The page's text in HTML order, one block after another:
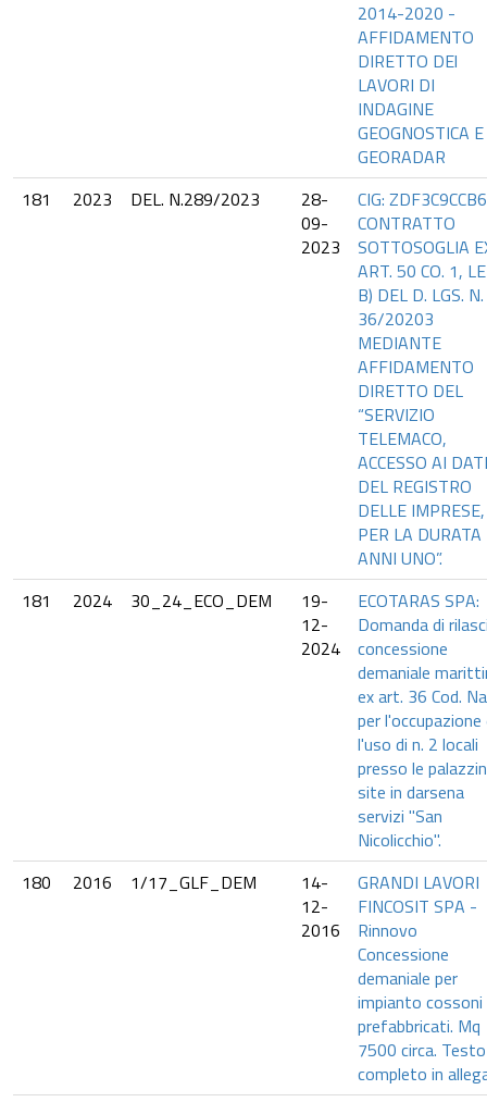
2014-2020 -
AFFIDAMENTO
DIRETTO DEl
LAVORI DI
INDAGINE
GEOGNOSTICA E
GEORADAR
181
2023 DEL. N.289/2023
28-
09-
2023
CIG:
CONTRATTO
SOTTOSOGLIA
ART. 50 CO. 1,
B) DEL D. LGS. N.
36/20203
MEDIANTE
AFFIDAMENTO
DIRETTO DEL
“SERVIZIO
TELEMACO,
ACCESSO AI DATI
DEL REGISTRO
DELLE IMPRESE,
PER LA DURATA
ANNI UNO”.
181
2024 30_24_ECO_DEM
19-
12-
2024
ECOTARAS SPA:
Domanda di
concessione
demaniale
ex art. 36 Cod.
per l'occupazione
l'uso di n. 2 locali
presso le
site in darsena
servizi "San
Nicolicchio".
180
2016 1/17_GLF_DEM
14-
12-
2016
GRANDI LAVORI
FINCOSIT SPA -
Rinnovo
Concessione
demaniale per
impianto cossoni
prefabbricati. Mq
7500 circa. Testo
completo in